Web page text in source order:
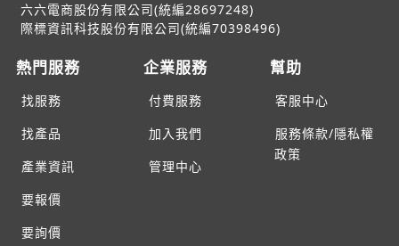
六六電商股份有限公司(統編28697248)
際標資訊科技股份有限公司(統編70398496)
熱門服務
找服務
找產品
產業資訊
要報價
要詢價
企業服務
付費服務
加入我們
管理中心
幫助
客服中心
服務條款/隱私權
政策